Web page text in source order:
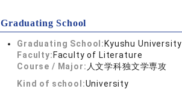
Graduating School
Graduating School: Kyushu University
Faculty: Faculty of Literature
Course / Major: 人文学科独文学専攻
Kind of school:University